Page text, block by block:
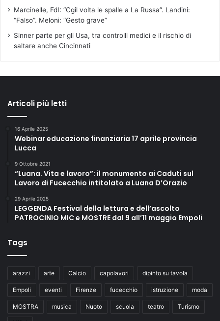
Marcinelle, FdI: “Cgil volta le spalle a La Russa”. Landini:
“Falso”. Meloni: “Gesto grave”
Sinner parte per gli Usa, tra controlli medici e il rischio di
saltare anche Cincinnati
Articoli più letti
16 Aprile 2025
Webinar educazione finanziaria 17 aprile provincia
Lucca
9 Ottobre 2021
“Luana. Vita e lavoro”: il monumento ai Caduti sul
Lavoro di Fucecchio intitolato a Luana D’Orazio
29 Aprile 2025
LEGGENDA Festival della lettura e dell’ascolto
PATROCINIO MIC e MOSTRE dal 9 all’11 maggio Empoli
Tags
arazzi arte Calcio capolavori dipinto su tavola
Empoli eventi Firenze fucecchio istruzione moda
MOSTRA musica Nuoto scuola teatro Turismo